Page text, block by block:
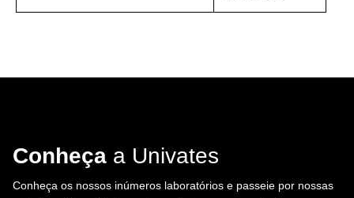
Conheça a Univates
Conheça os nossos inúmeros laboratórios e passeie por nossas